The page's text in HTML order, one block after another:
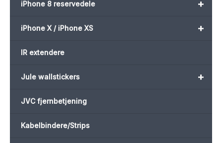
+
iPhone 8 reservedele
+
iPhone X / iPhone XS
IR extendere
+
Jule wallstickers
JVC fjernbetjening
Kabelbindere/Strips